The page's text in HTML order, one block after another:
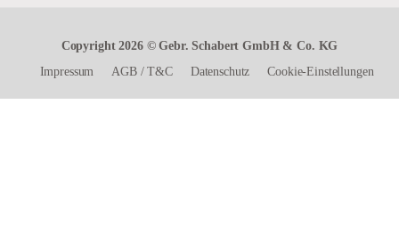
Copyright 2026 © Gebr. Schabert GmbH & Co. KG
Impressum
AGB/T&C Datenschutz Cookie-Einstellungen